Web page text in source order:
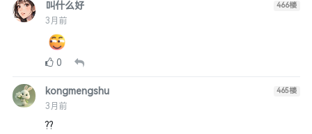
叫什么好
3月前
466楼
0
kongmengshu
3月前
465楼
??